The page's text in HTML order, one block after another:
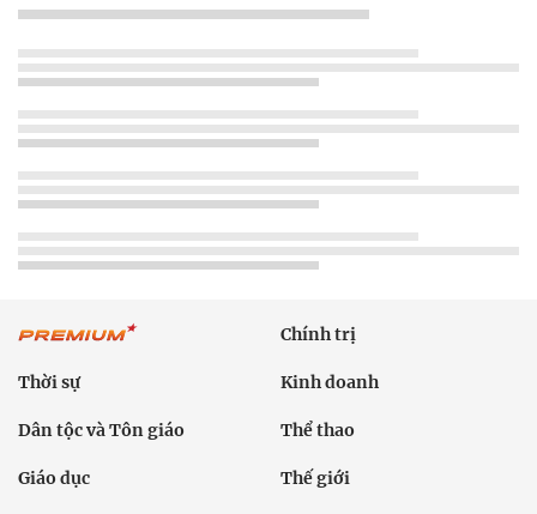
Chính trị
Thời sự Kinh doanh
Dân tộc và Tôn giáo Thể thao
Giáo dục Thế giới